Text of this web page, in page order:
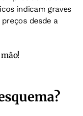
indicam graves
desde a